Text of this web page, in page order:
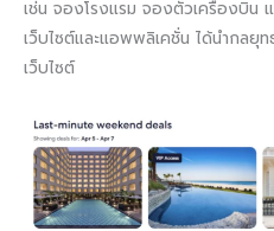
เช่น จองโรงแรม จองตั๋วเครื่องบิน แ
เว็บไซต์และแอพพลิเคชั่น ได้นำกลยุ
เว็บไซต์